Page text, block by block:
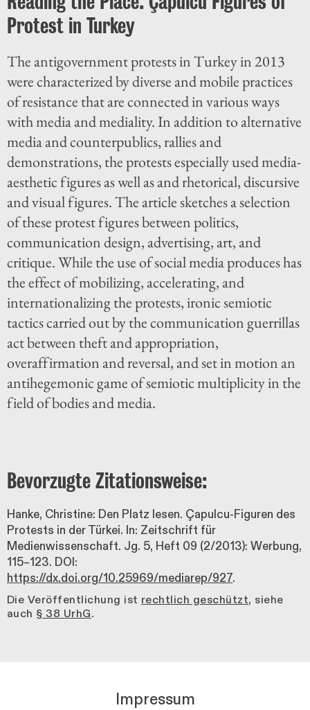
Protest in Turkey
The antigovernment protests in Turkey in 2013
were characterized by diverse and mobile practices
of resistance that are connected in various ways
with media and mediality. In addition to alternative
media and counterpublics, rallies and
demonstrations, the protests especially used media-
aesthetic figures as well as and rhetorical, discursive
and visual figures. The article sketches a selection
of these protest figures between politics,
communication design, advertising, art, and
critique. While the use of social media produces has
the effect of mobilizing, accelerating, and
internationalizing the protests, ironic semiotic
tactics carried out by the communication guerrillas
act between theft and appropriation,
overaffirmation and reversal, and set in motion an
antihegemonic game of semiotic multiplicity in the
field of bodies and media.
Bevorzugte Zitationsweise:
Hanke, Christine: Den Platz lesen. Çapulcu-Figuren des
Protests in der Türkei. In: Zeitschrift für
Medienwissenschaft. Jg. 5, Heft 09 (2/2013): Werbung,
115–123. DOI:
https://dx.doi.org/10.25969/mediarep/927.
Die Veröffentlichung ist rechtlich geschützt, siehe
auch § 38 UrhG.
Impressum